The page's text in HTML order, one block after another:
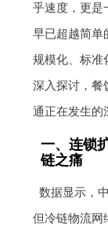
乎速度，更是
早已超越简单
规模化、标准
深入探讨，餐
通正在发生的
一、连锁
链之痛
数据显示，
但冷链物流网